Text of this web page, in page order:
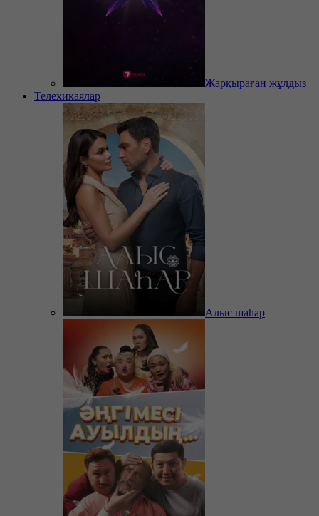
Жарқыраған жұлдыз
Телехикаялар
Алыс шаһар